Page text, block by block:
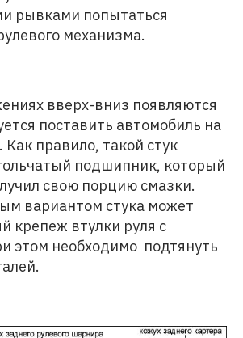
рывками попытаться
механизма.
вверх-вниз появляются
поставить автомобиль на
правило, такой стук
подшипник, который
свою порцию смазки.
вариантом стука может
крепеж втулки руля с
этом необходимо подтянуть